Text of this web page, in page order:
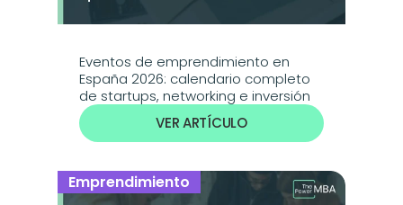
Eventos de emprendimiento en
España 2026: calendario completo
de startups, networking e inversión
VER ARTÍCULO
Emprendimiento